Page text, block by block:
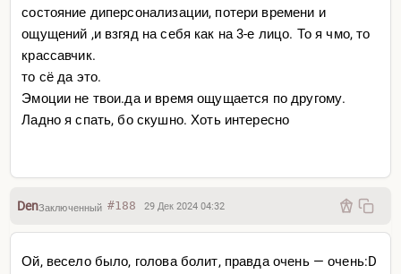
состояние диперсонализации, потери времени и
ощущений ,и взгяд на себя как на 3-е лицо. То я чмо, то
крассавчик.
то сё да это.
Эмоции не твои.да и время ощущается по другому.
Ладно я спать, бо скушно. Хоть интересно
DenЗаключенный #188 29 Дек 2024 04:32
Ой, весело было, голова болит, правда очень — очень:D